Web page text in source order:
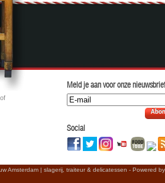
Meld je aan voor onze
Social
Amsterdam | slagerij, traiteur & delicatessen - Powered